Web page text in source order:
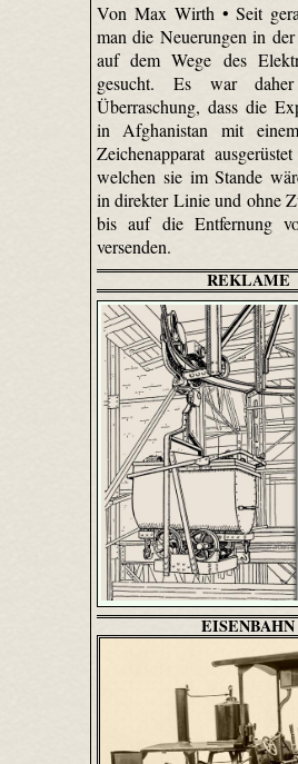
Von Max Wirth • Seit
man die Neuerungen in
auf dem Wege des
gesucht. Es war
Überraschung, dass die
in Afghanistan mit einem
Zeichenapparat
welchen sie im Stande
in direkter Linie und ohne
bis auf die Entfernung
versenden.
REKLAME
EISENBAHN